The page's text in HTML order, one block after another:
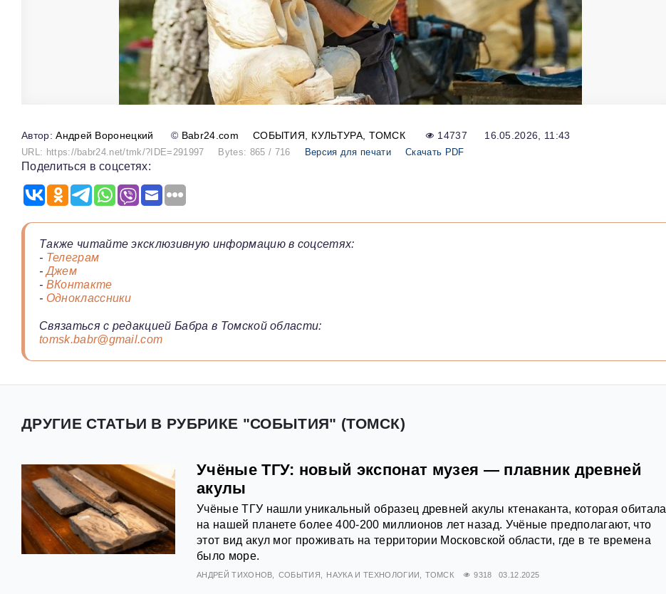
Андрей Воронецкий © Babr24.com СОБЫТИЯ КУЛЬТУРА ТОМСК 14737 16.05.2026, 11:43
URL: https://babr24.net/tmk/?IDE=291997 Bytes: 865 / 716 Версия для печати Скачать PDF
Поделиться в соцсетях:
Также читайте эксклюзивную информацию в соцсетях:
- Телеграм
-Джем
- ВКонтакте
- Одноклассники
Связаться с редакцией Бабра в Томской области:
tomsk.babr@gmail.com
ДРУГИЕ СТАТЬИ В РУБРИКЕ "СОБЫТИЯ" (ТОМСК)
Учёные ТГУ: новый экспонат музея — плавник древней
акулы
Учёные ТГУ нашли уникальный образец древней акулы ктенаканта, которая обитала
на нашей планете более 400-200 миллионов лет назад. Учёные предполагают, что
этот вид акул мог проживать на территории Московской области, где в те времена
было море.
АНДРЕЙ ТИХОНОВ СОБЫТИЯ НАУКА И ТЕХНОЛОГИИ ТОМСК 9318 03.12.2025